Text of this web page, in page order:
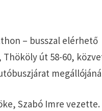
– busszal elérhető
Thököly út 58-60,
Szabó Imre vezette.